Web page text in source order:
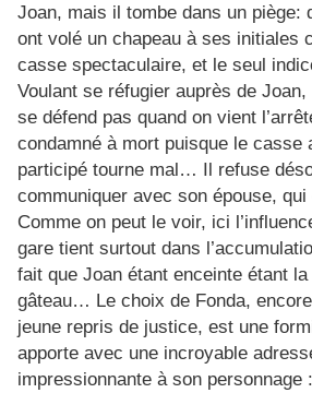
Joan, mais il tombe dans un piège:
ont volé un chapeau à ses initiales
casse spectaculaire, et le seul
Voulant se réfugier auprès de
se défend pas quand on vient
condamné à mort puisque le casse
participé tourne mal… Il refuse
communiquer avec son épouse,
Comme on peut le voir, ici
gare tient surtout dans
fait que Joan étant enceinte étant
gâteau… Le choix de Fonda,
jeune repris de justice, est une
apporte avec une incroyable
impressionnante à son personnage